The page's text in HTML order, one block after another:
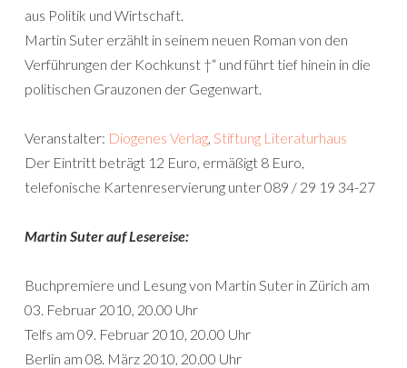
aus Politik und Wirtschaft.
Martin Suter erzählt in seinem neuen Roman von den
Verführungen der Kochkunst †“ und führt tief hinein in die
politischen Grauzonen der Gegenwart.
Veranstalter: Diogenes Verlag, Stiftung Literaturhaus
Der Eintritt beträgt 12 Euro, ermäßigt 8 Euro,
telefonische Kartenreservierung unter 089 / 29 19 34-27
Martin Suter auf Lesereise:
Buchpremiere und Lesung von Martin Suter in Zürich am
03. Februar 2010, 20.00 Uhr
Telfs am 09. Februar 2010, 20.00 Uhr
Berlin am 08. März 2010, 20.00 Uhr